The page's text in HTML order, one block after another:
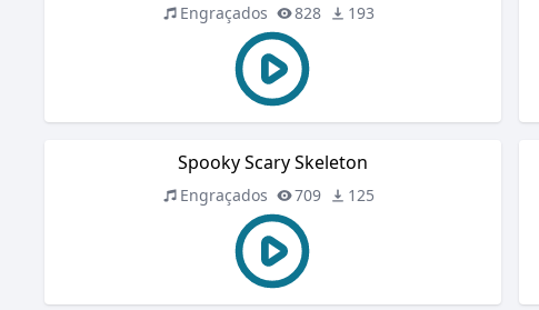
Engraçados 828 193
Spooky Scary Skeleton
Engraçados 709 125